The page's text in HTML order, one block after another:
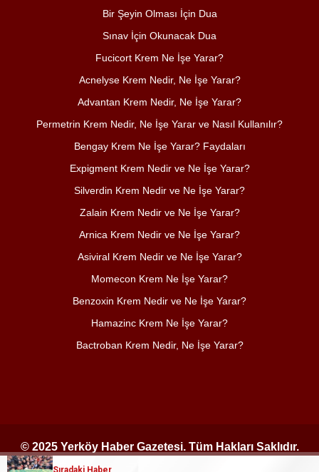
Sıradaki Haber
Bir Şeyin Olması İçin Dua
Sınav İçin Okunacak Dua
Fucicort Krem Ne İşe Yarar?
Acnelyse Krem Nedir, Ne İşe Yarar?
Advantan Krem Nedir, Ne İşe Yarar?
Permetrin Krem Nedir, Ne İşe Yarar ve Nasıl Kullanılır?
Bengay Krem Ne İşe Yarar? Faydaları
Expigment Krem Nedir ve Ne İşe Yarar?
Silverdin Krem Nedir ve Ne İşe Yarar?
Zalain Krem Nedir ve Ne İşe Yarar?
Arnica Krem Nedir ve Ne İşe Yarar?
Asiviral Krem Nedir ve Ne İşe Yarar?
Momecon Krem Ne İşe Yarar?
Benzoxin Krem Nedir ve Ne İşe Yarar?
Hamazinc Krem Ne İşe Yarar?
Bactroban Krem Nedir, Ne İşe Yarar?
© 2025 Yerköy Haber Gazetesi. Tüm Hakları Saklıdır.